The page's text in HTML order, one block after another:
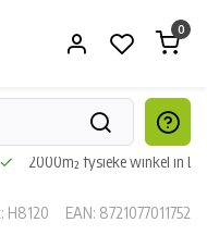
0
2000m² fysieke winkel in
H8120 EAN: 8721077011752